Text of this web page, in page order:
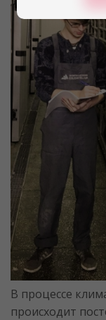
В процессе
происходит